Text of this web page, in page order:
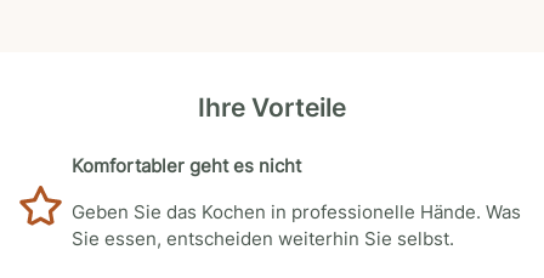
Ihre Vorteile
Komfortabler geht es nicht
Geben Sie das Kochen in professionelle Hände. Was
Sie essen, entscheiden weiterhin Sie selbst.